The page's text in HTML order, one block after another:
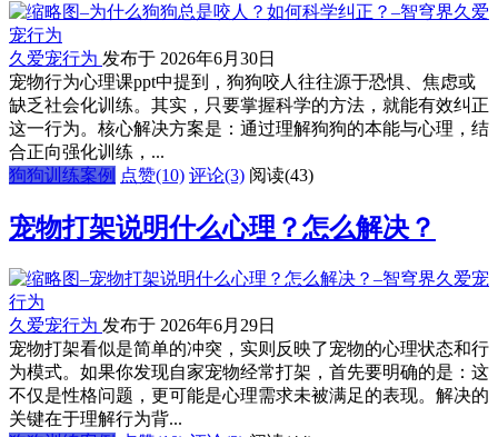
久爱宠行为 发布于 2026年6月30日
宠物行为心理课ppt中提到，狗狗咬人往往源于恐惧、焦虑或
缺乏社会化训练。其实，只要掌握科学的方法，就能有效纠正
这一行为。核心解决方案是：通过理解狗狗的本能与心理，结
合正向强化训练，...
狗狗训练案例 点赞(10) 评论(3) 阅读(43)
宠物打架说明什么心理？怎么解决？
久爱宠行为 发布于 2026年6月29日
宠物打架看似是简单的冲突，实则反映了宠物的心理状态和行
为模式。如果你发现自家宠物经常打架，首先要明确的是：这
不仅是性格问题，更可能是心理需求未被满足的表现。解决的
关键在于理解行为背...